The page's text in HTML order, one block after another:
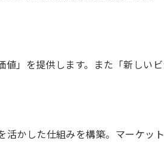
」を提供します。また「新しい
活かした仕組みを構築。マーケッ